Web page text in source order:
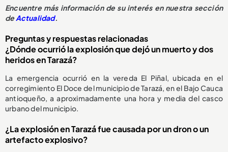
Encuentre más información de su interés en nuestra sección
deActualidad.
Preguntas y respuestas relacionadas
¿Dónde ocurrió la explosión que dejó un muerto y dos
heridos en Tarazá?
La emergencia ocurrió en la vereda El Piñal, ubicada en el
corregimiento El Doce del municipio de Tarazá, en el Bajo Cauca
antioqueño, a aproximadamente una hora y media del casco
urbano del municipio.
¿La explosión en Tarazá fue causada por un dron o un
artefacto explosivo?